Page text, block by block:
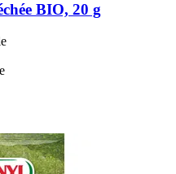
BIO, 20 g